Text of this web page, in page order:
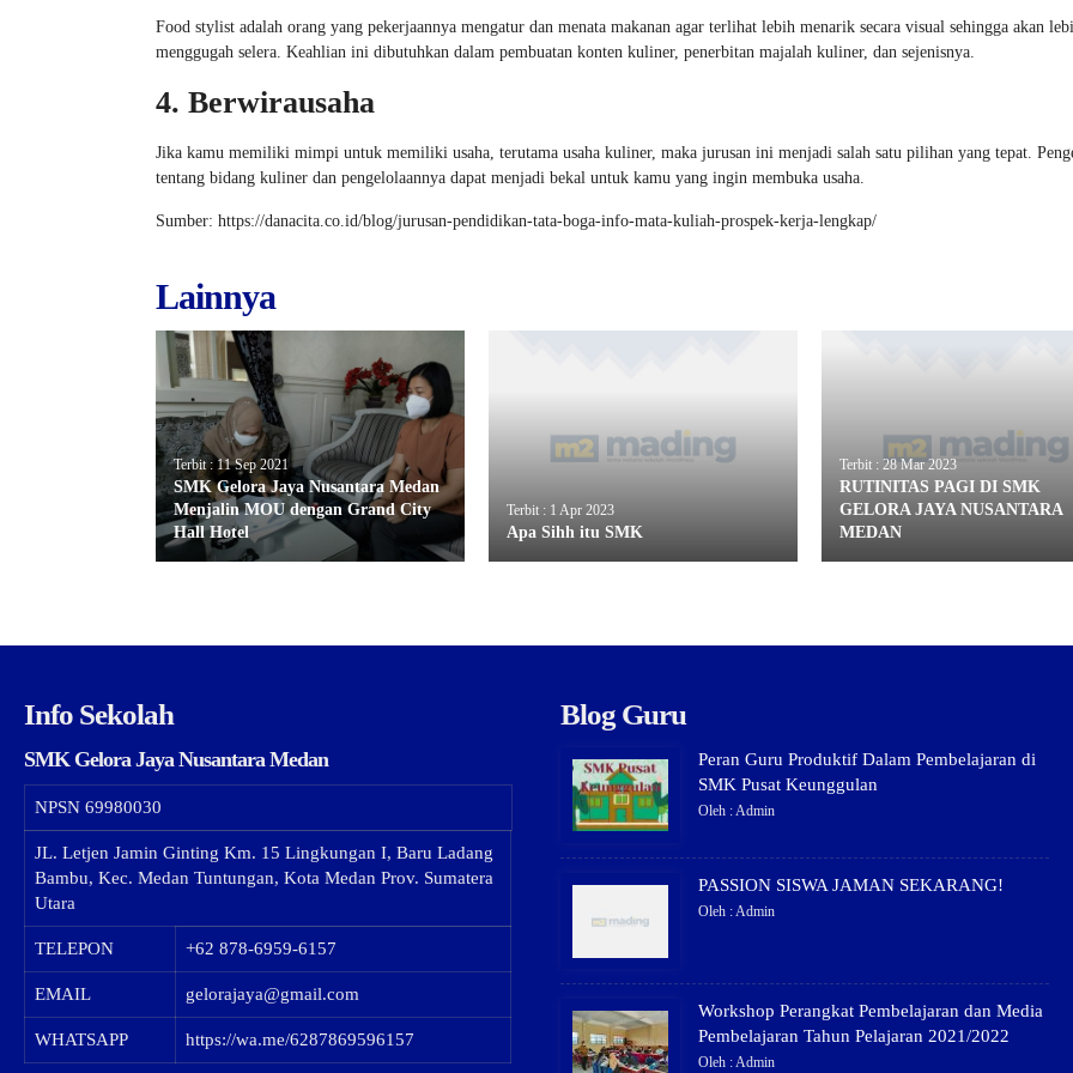
Food stylist adalah orang yang pekerjaannya mengatur dan menata makanan agar terlihat lebih menarik secara visual sehingga akan
menggugah selera. Keahlian ini dibutuhkan dalam pembuatan konten kuliner, penerbitan majalah kuliner, dan sejenisnya.
4. Berwirausaha
Jika kamu memiliki mimpi untuk memiliki usaha, terutama usaha kuliner, maka jurusan ini menjadi salah satu pilihan yang tepat.
tentang bidang kuliner dan pengelolaannya dapat menjadi bekal untuk kamu yang ingin membuka usaha.
Sumber: https://danacita.co.id/blog/jurusan-pendidikan-tata-boga-info-mata-kuliah-prospek-kerja-lengkap/
Lainnya
Terbit : 11 Sep 2021
SMK Gelora Jaya Nusantara Medan
Menjalin MOU dengan Grand City
Hall Hotel
Terbit : 1 Apr 2023
Apa Sihh itu SMK
Terbit : 28 Mar 2023
RUTINITAS PAGI DI SMK
GELORA JAYA NUSANTARA
MEDAN
Info Sekolah
SMK Gelora Jaya Nusantara Medan
NPSN 69980030
JL. Letjen Jamin Ginting Km. 15 Lingkungan I, Baru Ladang
Bambu, Kec. Medan Tuntungan, Kota Medan Prov. Sumatera
Utara
TELEPON +62 878-6959-6157
EMAIL gelorajaya@gmail.com
WHATSAPP https://wa.me/6287869596157
Blog Guru
Peran Guru Produktif Dalam Pembelajaran di
SMK Pusat Keunggulan
Oleh : Admin
PASSION SISWA JAMAN SEKARANG!
Oleh : Admin
Workshop Perangkat Pembelajaran dan Media
Pembelajaran Tahun Pelajaran 2021/2022
Oleh : Admin